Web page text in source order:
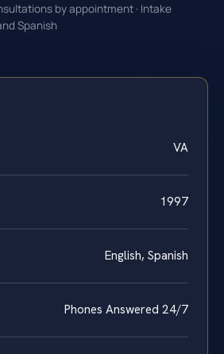
by appointment · Intake
Spanish
VA
1997
English, Spanish
Phones Answered 24/7